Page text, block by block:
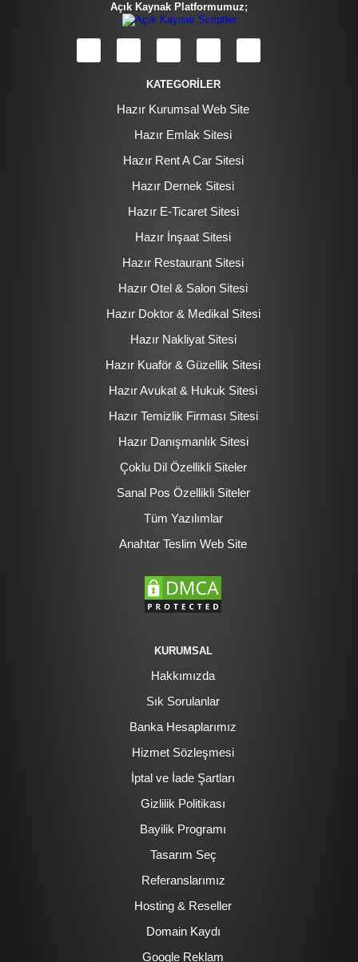
Açık Kaynak Platformumuz;
KATEGORİLER
Hazır Kurumsal Web Site
Hazır Emlak Sitesi
Hazır Rent A Car Sitesi
Hazır Dernek Sitesi
Hazır E-Ticaret Sitesi
Hazır İnşaat Sitesi
Hazır Restaurant Sitesi
Hazır Otel & Salon Sitesi
Hazır Doktor & Medikal Sitesi
Hazır Nakliyat Sitesi
Hazır Kuaför & Güzellik Sitesi
Hazır Avukat & Hukuk Sitesi
Hazır Temizlik Firması Sitesi
Hazır Danışmanlık Sitesi
Çoklu Dil Özellikli Siteler
Sanal Pos Özellikli Siteler
Tüm Yazılımlar
Anahtar Teslim Web Site
KURUMSAL
Hakkımızda
Sık Sorulanlar
Banka Hesaplarımız
Hizmet Sözleşmesi
İptal ve İade Şartları
Gizlilik Politikası
Bayilik Programı
Tasarım Seç
Referanslarımız
Hosting & Reseller
Domain Kaydı
Google Reklam